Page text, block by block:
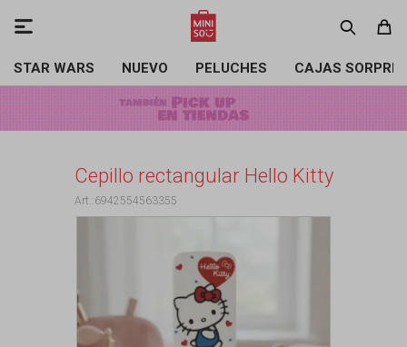
STAR WARS NUEVO PELUCHES CAJAS

Cepillo rectangular Hello Kitty
6942554563355